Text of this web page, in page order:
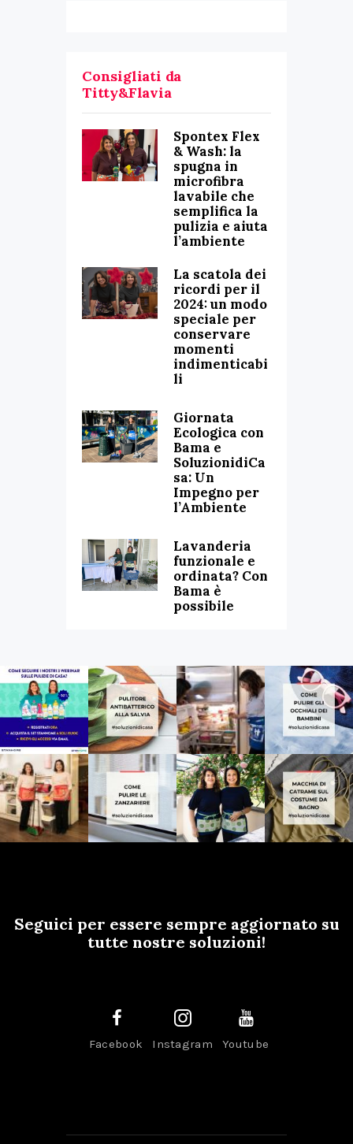
Consigliati da
Titty&Flavia
Spontex Flex
& Wash: la
spugna in
microfibra
lavabile che
semplifica la
pulizia e aiuta
l’ambiente
La scatola dei
ricordi per il
2024: un modo
speciale per
conservare
momenti
indimenticabi
li
Giornata
Ecologica con
Bama e
SoluzionidiCa
sa: Un
Impegno per
l’Ambiente
Lavanderia
funzionale e
ordinata? Con
Bama è
possibile
Seguici per essere sempre aggiornato su
tutte nostre soluzioni!
Facebook Instagram Youtube